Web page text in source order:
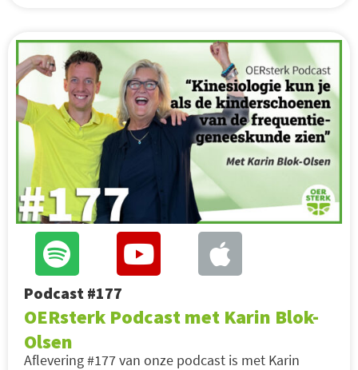
Podcast #177
OERsterk Podcast met Karin Blok-
Olsen
Aflevering #177 van onze podcast is met Karin